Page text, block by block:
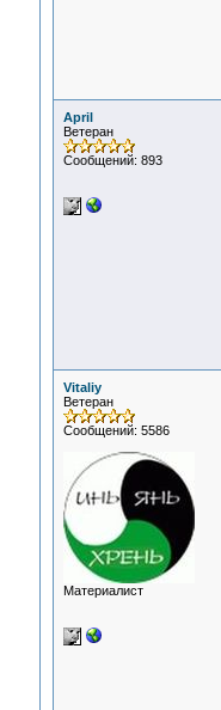
April
Ветеран
Сообщений: 893
Vitaliy
Ветеран
Сообщений: 5586
Материалист